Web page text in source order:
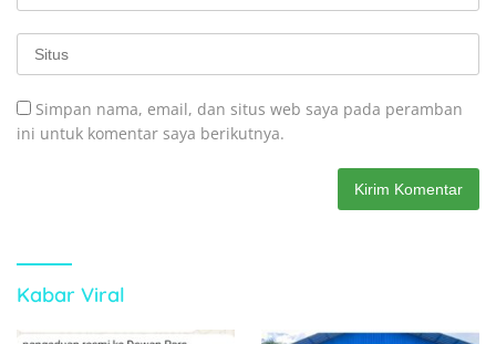
Simpan nama, email, dan situs web saya pada peramban
ini untuk komentar saya berikutnya.
Kabar Viral